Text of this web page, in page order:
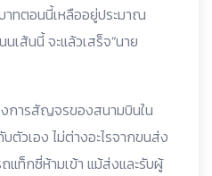
ทตอนนี้เหลืออยู่ประมาณ
เส้นนี้ จะแล้วเสร็จ“นาย
การสัญจรของสนามบินใน
วเอง ไม่ต่างอะไรจากขนส่ง
แท็กซี่ห้ามเข้า แม้ส่งและรับผู้